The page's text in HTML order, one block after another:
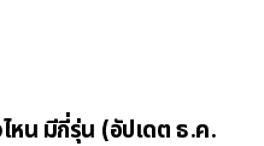
หน มีกี่รุ่น (อัปเดต ธ.ค.